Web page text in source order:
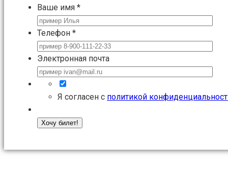
Ваше имя *
Телефон *
Электронная почта
Я согласен с политикой